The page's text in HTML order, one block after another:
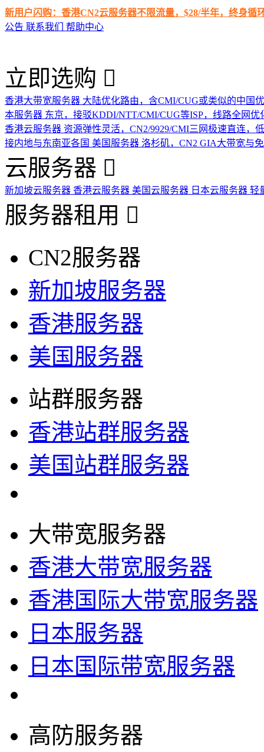
新用户闪购：香港CN2云服务器不限流量，$28/半年，终身循
公告 联系我们 帮助中心
立即选购
香港大带宽服务器 大陆优化路由，含CMI/CUG或类似的中国
本服务器 东京，接驳KDDI/NTT/CMI/CUG等ISP，线路全网优
香港云服务器 资源弹性灵活，CN2/9929/CMI三网极速直连，
接内地与东南亚各国 美国服务器 洛杉矶，CN2 GIA大带宽与
云服务器
新加坡云服务器 香港云服务器 美国云服务器 日本云服务器 轻
服务器租用
CN2服务器
新加坡服务器
香港服务器
美国服务器
站群服务器
香港站群服务器
美国站群服务器
大带宽服务器
香港大带宽服务器
香港国际大带宽服务器
日本服务器
日本国际带宽服务器
高防服务器